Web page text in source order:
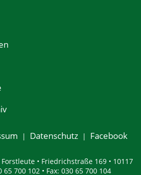
Datenschutz Facebook
• Friedrichstraße 169 • 10117
65 700 102 • Fax: 030 65 700 104